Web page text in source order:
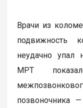
Врачи из
подвижность
неудачно упал
МРТ
позвоночника